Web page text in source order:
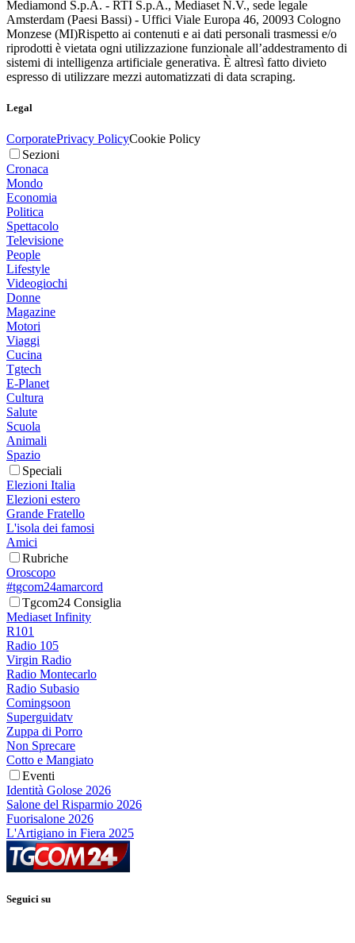
Mediamond S.p.A. - RTI S.p.A., Mediaset N.V., sede legale
Amsterdam (Paesi Bassi) - Uffici Viale Europa 46, 20093 Cologno
Monzese (MI)Rispetto ai contenuti e ai dati personali trasmessi e/o
riprodotti è vietata ogni utilizzazione funzionale all’addestramento di
sistemi di intelligenza artificiale generativa. È altresì fatto divieto
espresso di utilizzare mezzi automatizzati di data scraping.
Legal
CorporatePrivacy PolicyCookie Policy
Sezioni
Cronaca
Mondo
Economia
Politica
Spettacolo
Televisione
People
Lifestyle
Videogiochi
Donne
Magazine
Motori
Viaggi
Cucina
Tgtech
E-Planet
Cultura
Salute
Scuola
Animali
Spazio
Speciali
Elezioni Italia
Elezioni estero
Grande Fratello
L'isola dei famosi
Amici
Rubriche
Oroscopo
#tgcom24amarcord
Tgcom24 Consiglia
Mediaset Infinity
R101
Radio 105
Virgin Radio
Radio Montecarlo
Radio Subasio
Comingsoon
Superguidatv
Zuppa di Porro
Non Sprecare
Cotto e Mangiato
Eventi
Identità Golose 2026
Salone del Risparmio 2026
Fuorisalone 2026
L'Artigiano in Fiera 2025
Seguici su